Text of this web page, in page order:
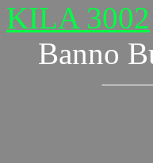
KILA 3002
Banno